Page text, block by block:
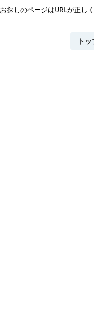
お探しのページはURLが正しく
ト